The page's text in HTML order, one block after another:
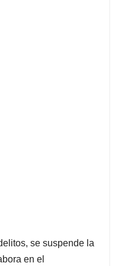
se suspende la
en el